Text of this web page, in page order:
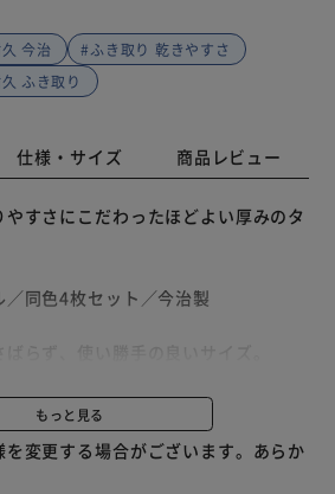
今治
#ふき取り 乾きやすさ
ふき取り
仕様・サイズ 商品レビュー
すさにこだわったほどよい厚みのタ
同色4枚セット／今治製
たデイリータオル。
、洗濯時の乾きやすさ、
た使いやすいタオルです。
もっと見る
変更する場合がございます。あらか